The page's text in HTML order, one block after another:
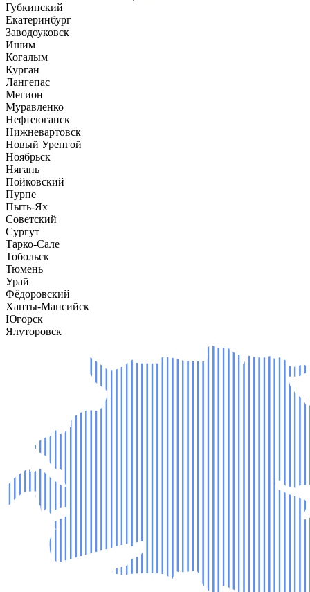
Губкинский
Екатеринбург
Заводоуковск
Ишим
Когалым
Курган
Лангепас
Мегион
Муравленко
Нефтеюганск
Нижневартовск
Новый Уренгой
Ноябрьск
Нягань
Пойковский
Пурпе
Пыть-Ях
Советский
Сургут
Тарко-Сале
Тобольск
Тюмень
Урай
Фёдоровский
Ханты-Мансийск
Югорск
Ялуторовск